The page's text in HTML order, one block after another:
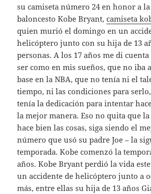
su camiseta número 24 en honor a
baloncesto Kobe Bryant,camiseta
quien murió el domingo en un
helicóptero junto con su hija de 13
personas. A los 17 años me di
ser como en mis sueños, que no iba
base en la NBA, que no tenía ni el
tiempo, ni las condiciones para
tenía la dedicación para intentar
la mejor manera. Eso no quita que la
hace bien las cosas, siga siendo el
número que usó su padre Joe – la
temporada. Kobe comenzó la
años. Kobe Bryant perdió la vida
un accidente de helicóptero junto a
más, entre ellas su hija de 13 años